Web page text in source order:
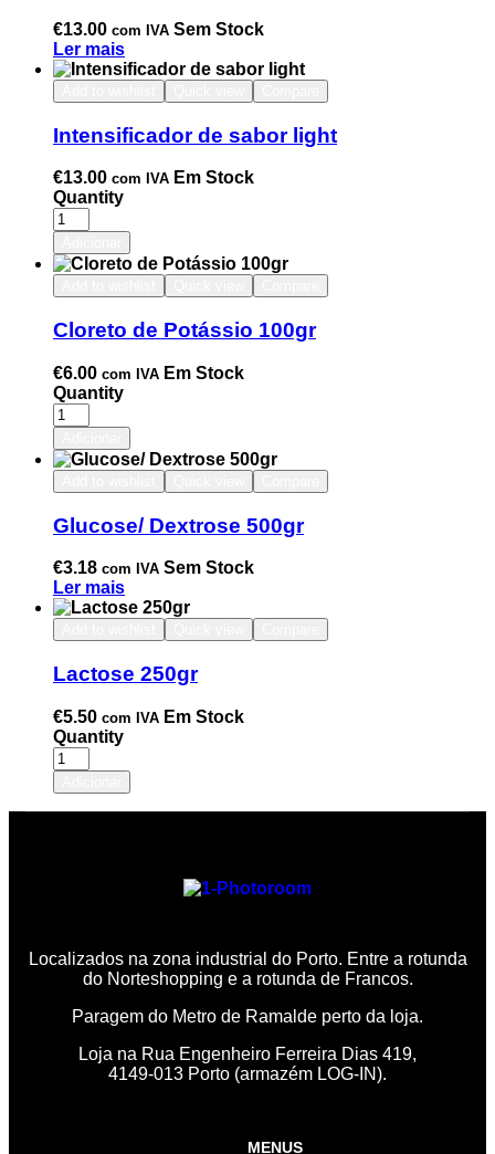
€13.00 com IVA Sem Stock
Ler mais
Intensificador de sabor light
€13.00 com IVA Em Stock
Quantity
Cloreto de Potássio 100gr
€6.00 com IVA Em Stock
Quantity
Glucose/ Dextrose 500gr
€3.18 com IVA Sem Stock
Ler mais
Lactose 250gr
€5.50 com IVA Em Stock
Quantity
Localizados na zona industrial do Porto. Entre a rotunda
do Norteshopping e a rotunda de Francos.
Paragem do Metro de Ramalde perto da loja.
Loja na Rua Engenheiro Ferreira Dias 419,
4149-013 Porto (armazém LOG-IN).
MENUS